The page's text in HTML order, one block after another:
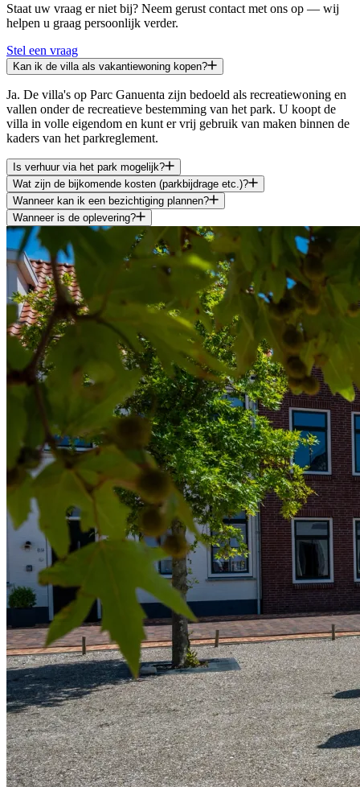
Staat uw vraag er niet bij? Neem gerust contact met ons op — wij
helpen u graag persoonlijk verder.
Stel een vraag
Kan ik de villa als vakantiewoning kopen?
Ja. De villa's op Parc Ganuenta zijn bedoeld als recreatiewoning en
vallen onder de recreatieve bestemming van het park. U koopt de
villa in volle eigendom en kunt er vrij gebruik van maken binnen de
kaders van het parkreglement.
Is verhuur via het park mogelijk?
Wat zijn de bijkomende kosten (parkbijdrage etc.)?
Wanneer kan ik een bezichtiging plannen?
Wanneer is de oplevering?